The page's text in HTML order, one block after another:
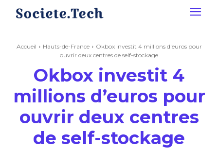
Accueil Hauts-de-France
Okbox investit 4 millions d'euros pour
ouvrir deux centres de self-stockage
Okbox investit 4
millions d’euros pour
ouvrir deux centres
de self-stockage